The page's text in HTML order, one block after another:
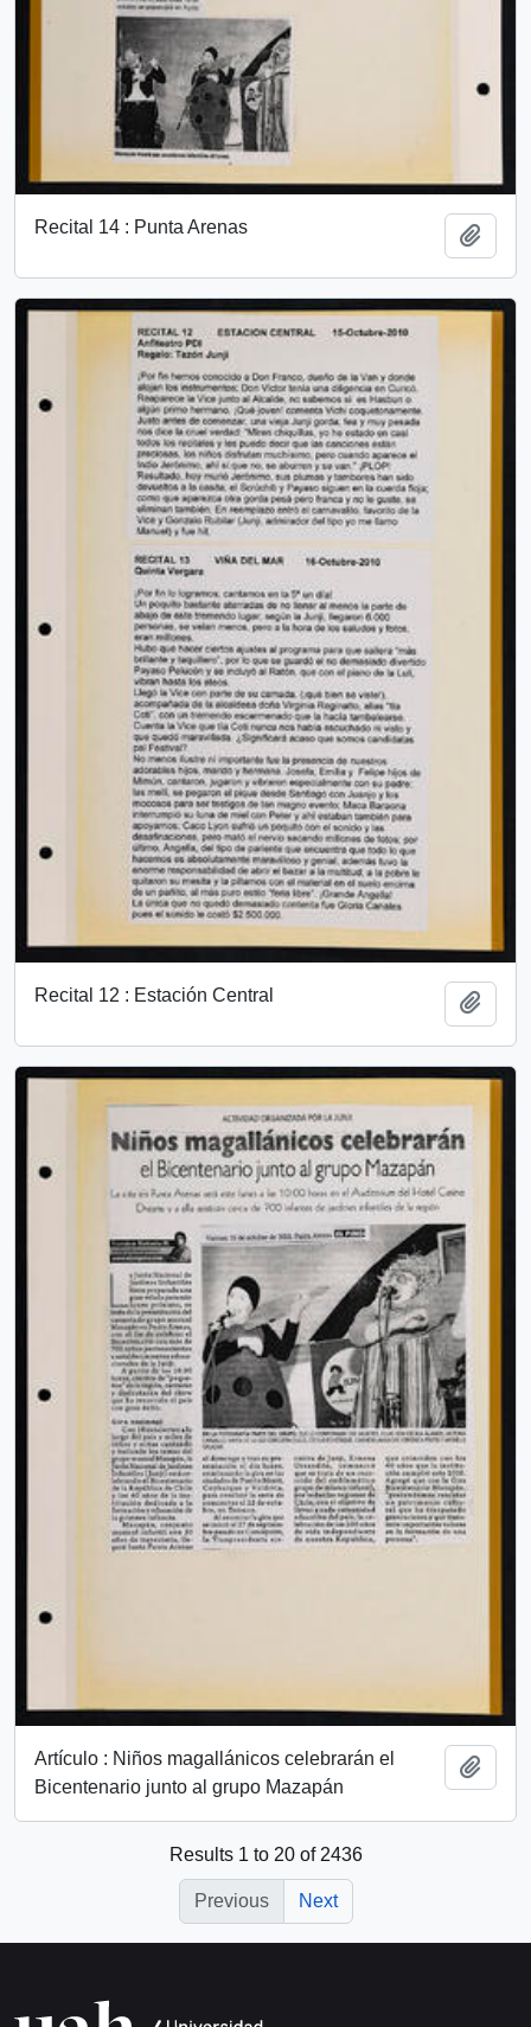
Recital 14 : Punta Arenas
Recital 12 : Estación Central
Artículo : Niños magallánicos celebrarán el
Bicentenario junto al grupo Mazapán
Results 1 to 20 of 2436
Previous Next